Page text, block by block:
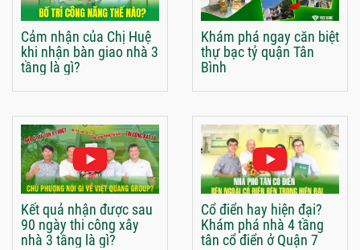
Cảm nhận của Chị Huệ
khi nhận bàn giao nhà 3
tầng là gì?
Khám phá ngay căn biệt
thự bạc tỷ quận Tân
Bình
Kết quả nhận được sau
90 ngày thi công xây
nhà 3 tầng là gì?
Cổ điển hay hiện đại?
Khám phá nhà 4 tầng
tân cổ điển ở Quận 7